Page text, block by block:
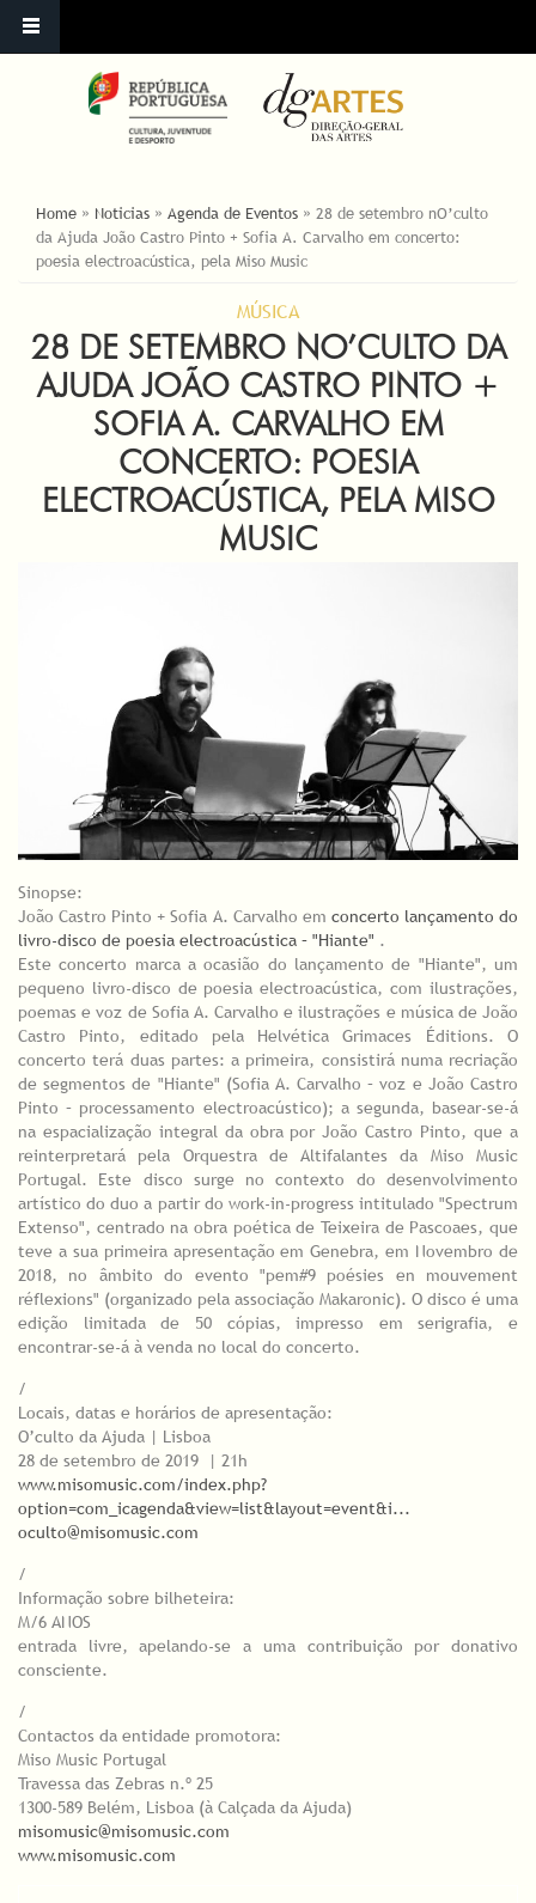
ESTÁ AQUI
Home » Noticias » Agenda de Eventos » 28 de setembro nO’culto
da Ajuda João Castro Pinto + Sofia A. Carvalho em concerto:
poesia electroacústica, pela Miso Music
MÚSICA
28 DE SETEMBRO NO’CULTO DA
AJUDA JOÃO CASTRO PINTO +
SOFIA A. CARVALHO EM
CONCERTO: POESIA
ELECTROACÚSTICA, PELA MISO
MUSIC
Sinopse:
João Castro Pinto + Sofia A. Carvalho em concerto lançamento do
livro-disco de poesia electroacústica – "Hiante" .
Este concerto marca a ocasião do lançamento de "Hiante", um
pequeno livro-disco de poesia electroacústica, com ilustrações,
poemas e voz de Sofia A. Carvalho e ilustrações e música de João
Castro Pinto, editado pela Helvética Grimaces Éditions. O
concerto terá duas partes: a primeira, consistirá numa recriação
de segmentos de "Hiante" (Sofia A. Carvalho – voz e João Castro
Pinto – processamento electroacústico); a segunda, basear-se-á
na espacialização integral da obra por João Castro Pinto, que a
reinterpretará pela Orquestra de Altifalantes da Miso Music
Portugal. Este disco surge no contexto do desenvolvimento
artístico do duo a partir do work-in-progress intitulado "Spectrum
Extenso", centrado na obra poética de Teixeira de Pascoaes, que
teve a sua primeira apresentação em Genebra, em Novembro de
2018, no âmbito do evento "pem#9 poésies en mouvement
réflexions" (organizado pela associação Makaronic). O disco é uma
edição limitada de 50 cópias, impresso em serigrafia, e
encontrar-se-á à venda no local do concerto.
/
Locais, datas e horários de apresentação:
O’culto da Ajuda | Lisboa
28 de setembro de 2019 | 21h
www.misomusic.com/index.php?
option=com_icagenda&view=list&layout=event&i...
oculto@misomusic.com
/
Informação sobre bilheteira:
M/6 ANOS
entrada livre, apelando-se a uma contribuição por donativo
consciente.
/
Contactos da entidade promotora:
Miso Music Portugal
Travessa das Zebras n.º 25
1300-589 Belém, Lisboa (à Calçada da Ajuda)
misomusic@misomusic.com
www.misomusic.com